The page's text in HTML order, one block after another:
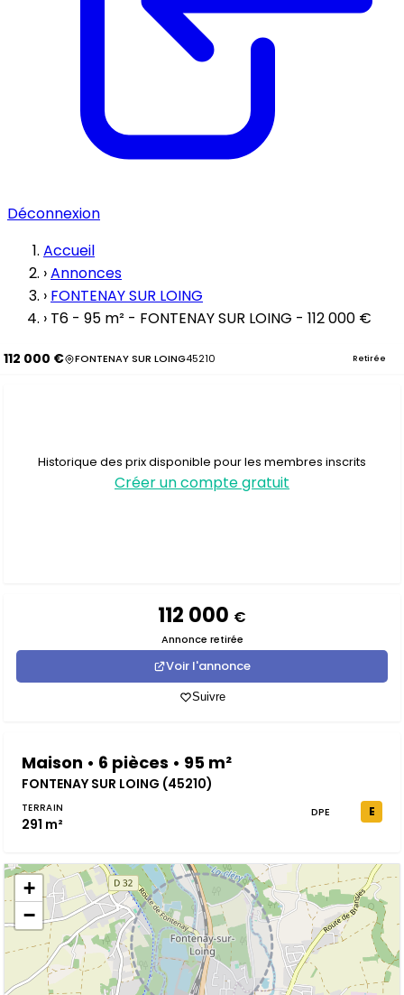
Déconnexion
Accueil
›Annonces
› FONTENAY SUR LOING
› T6 - 95 m² - FONTENAY SUR LOING - 112 000 €
112 000 € FONTENAY SUR LOING45210 Retirée
Historique des prix disponible pour les membres inscrits
Créer un compte gratuit
112 000 €
Annonce retirée
Voir l'annonce
Suivre
Maison • 6 pièces • 95 m²
FONTENAY SUR LOING (45210)
TERRAIN
291 m²
DPE E
+
−